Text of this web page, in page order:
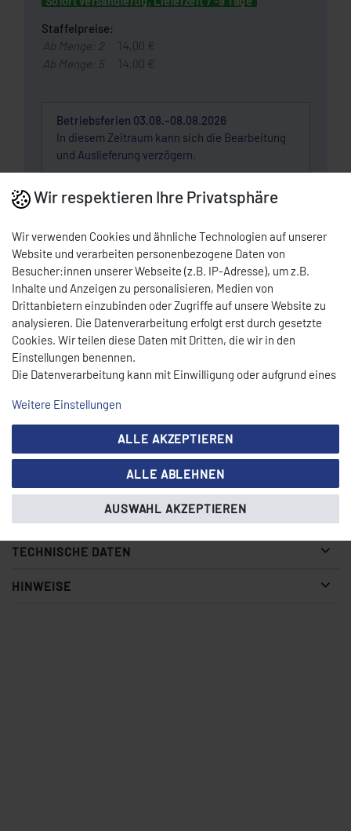
Staffelpreise:
Ab Menge: 2
14,00 €
Ab Menge: 5
14,00 €
Betriebsferien 03.08.–08.08.2026
In diesem Zeitraum kann sich die Bearbeitung
und Auslieferung verzögern.
Wunschliste
* Nettopreis | Bruttopreis inkl. 19% MwSt.: 16,66 EUR, zzgl.Versandkosten
DOWNLOAD PDF
BESCHREIBUNG
Leichtnachschleifbar
Schärfe
Rostresistent
Glatte Klinge
TECHNISCHE DATEN
HINWEISE
Wir respektieren Ihre Privatsphäre
Wir verwenden Cookies und ähnliche Technologien auf unserer
Website und verarbeiten personenbezogene Daten von
Besucher:innen unserer Webseite (z.B. IP-Adresse), um z.B.
Inhalte und Anzeigen zu personalisieren, Medien von
Drittanbietern einzubinden oder Zugriffe auf unsere Website zu
analysieren. Die Datenverarbeitung erfolgt erst durch gesetzte
Cookies. Wir teilen diese Daten mit Dritten, die wir in den
Einstellungen benennen.
Die Datenverarbeitung kann mit Einwilligung oder aufgrund eines
oder abgelehnt werden. Es besteht das Recht, nicht einzuwilligen
und die Einwilligung zu einem späteren Zeitpunkt zu ändern oder
zu widerrufen. Beachten Sie unserImpressum
Hinweise zur Verwendung personenbezogener Daten in unserer
Weitere Einstellungen
ALLE AKZEPTIEREN
ALLE ABLEHNEN
AUSWAHL AKZEPTIEREN